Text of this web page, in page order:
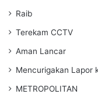
Raib
Terekam CCTV
Aman Lancar
Mencurigakan Lapor
METROPOLITAN